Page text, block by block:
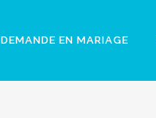
DEMANDE EN MARIAGE